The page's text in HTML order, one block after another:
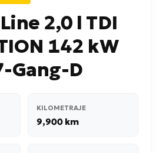
2,0 l TDI
142 kW
Gang-D
KILOMETRAJE
9,900 km